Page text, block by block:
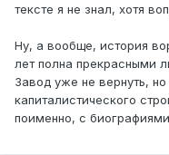
тексте я не знал, хотя
Ну, а вообще, история
лет полна прекрасными
Завод уже не вернуть,
капиталистического
поименно, с